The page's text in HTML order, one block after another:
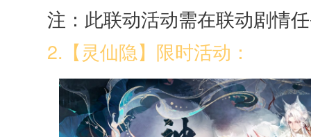
注：此联动活动需在联动剧情
2.【灵仙隐】限时活动：